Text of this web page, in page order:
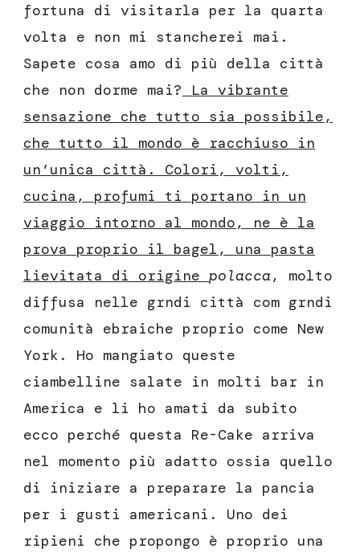
fortuna di visitarla per la quarta
volta e non mi stancherei mai.
Sapete cosa amo di più della città
che non dorme mai? La vibrante
sensazione che tutto sia possibile,
che tutto il mondo è racchiuso in
un’unica città. Colori, volti,
cucina, profumi ti portano in un
viaggio intorno al mondo, ne è la
prova proprio il bagel, una pasta
lievitata di origine polacca, molto
diffusa nelle grndi città com grndi
comunità ebraiche proprio come New
York. Ho mangiato queste
ciambelline salate in molti bar in
America e li ho amati da subito
ecco perché questa Re-Cake arriva
nel momento più adatto ossia quello
di iniziare a preparare la pancia
per i gusti americani. Uno dei
ripieni che propongo è proprio una